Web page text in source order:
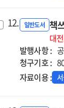
12. 일반도서 책
대
발행사항 :
청구기호 :
자료이용 :